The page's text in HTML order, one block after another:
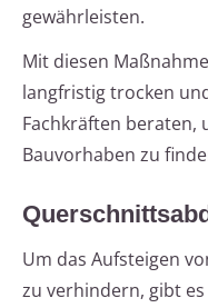
gewährleisten.
Mit diesen
langfristig trocken
Fachkräften beraten,
Bauvorhaben zu
Um das Aufsteigen
zu verhindern, gibt